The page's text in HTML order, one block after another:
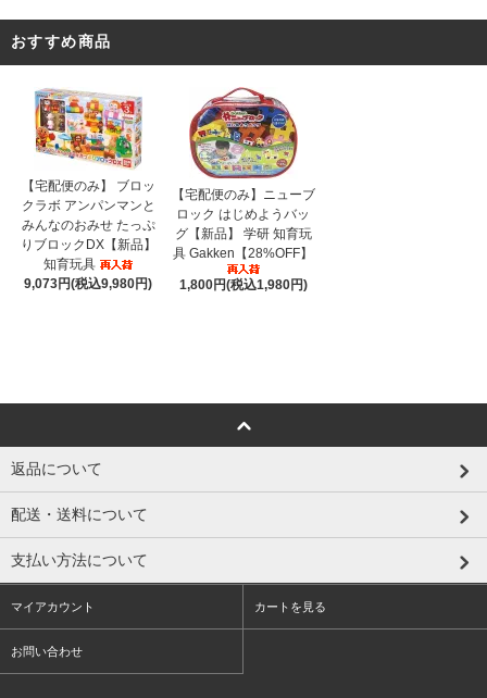
おすすめ商品
【宅配便のみ】 ブロッ
クラボ アンパンマンと
みんなのおみせ たっぷ
りブロックDX【新品】
知育玩具
9,073円(税込9,980円)
【宅配便のみ】ニューブ
ロック はじめようバッ
グ【新品】 学研 知育玩
具 Gakken【28%OFF】
1,800円(税込1,980円)
返品について
配送・送料について
支払い方法について
マイアカウント カートを見る
お問い合わせ